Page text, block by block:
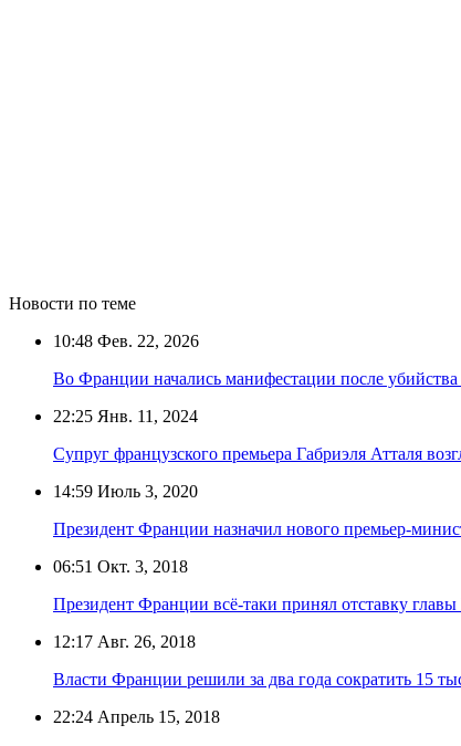
Новости по теме
10:48 Фев. 22, 2026
Во Франции начались манифестации после убийства
22:25 Янв. 11, 2024
Супруг французского премьера Габриэля Атталя
14:59 Июль 3, 2020
Президент Франции назначил нового премьер-
06:51 Окт. 3, 2018
Президент Франции всё-таки принял отставку
12:17 Авг. 26, 2018
Власти Франции решили за два года сократить 15
22:24 Апрель 15, 2018